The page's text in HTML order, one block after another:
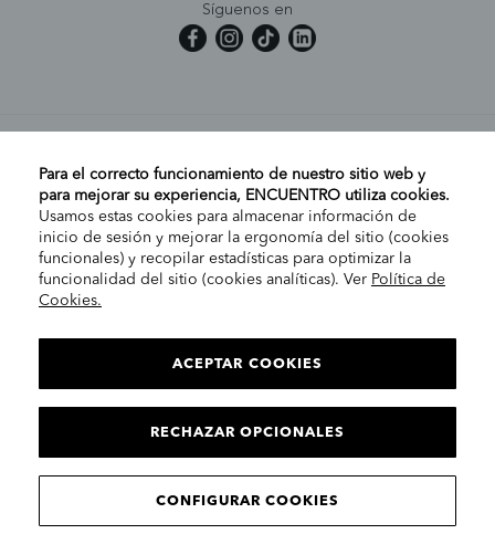
Contacto
Síguenos en
MI CUENTA
AYUDA
EMPRESA
INFORMACIÓN LEGAL
© 2025 Encuentro Moda. Todos los derechos reservados.
Para el correcto funcionamiento de nuestro sitio web y
para mejorar su experiencia, ENCUENTRO utiliza cookies.
Usamos estas cookies para almacenar información de
inicio de sesión y mejorar la ergonomía del sitio (cookies
funcionales) y recopilar estadísticas para optimizar la
funcionalidad del sitio (cookies analíticas). Ver Política de
Cookies.
ACEPTAR COOKIES
RECHAZAR OPCIONALES
CONFIGURAR COOKIES